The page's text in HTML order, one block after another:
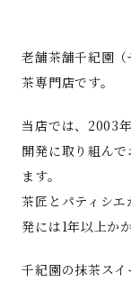
老舗茶舗千紀園
茶専門店です。
当店では、2003
開発に取り組ん
ます。
茶匠とパティシ
発には1年以上か
千紀園の抹茶ス